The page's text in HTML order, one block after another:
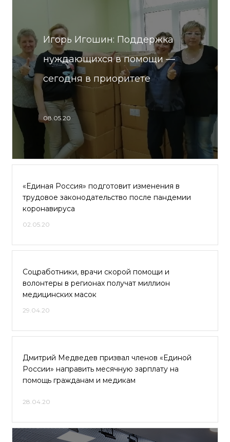
Игорь Игошин: Поддержка
нуждающихся в помощи —
сегодня в приоритете
08.05.20
«Единая Россия» подготовит изменения в
трудовое законодательство после пандемии
коронавируса
02.05.20
Соцработники, врачи скорой помощи и
волонтеры в регионах получат миллион
медицинских масок
29.04.20
Дмитрий Медведев призвал членов «Единой
России» направить месячную зарплату на
помощь гражданам и медикам
28.04.20